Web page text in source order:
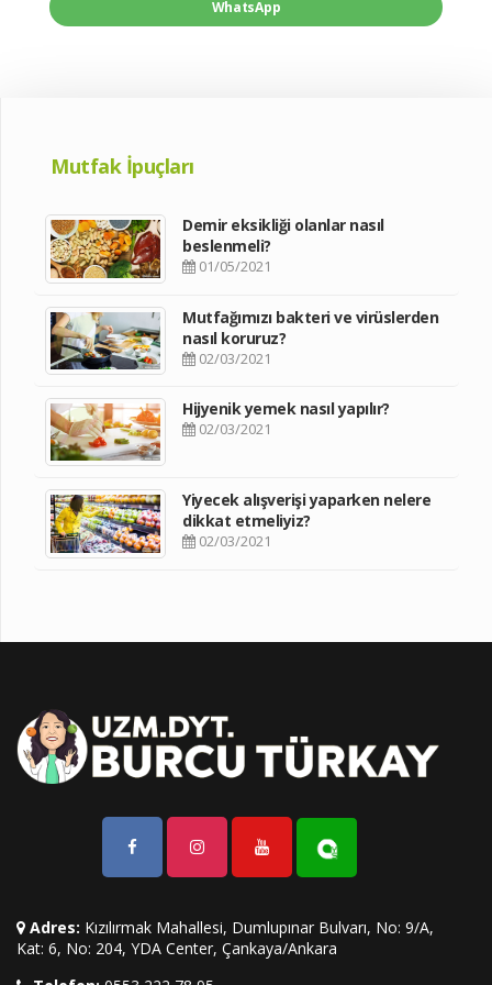
WhatsApp
Mutfak İpuçları
Demir eksikliği olanlar nasıl
beslenmeli?
01/05/2021
Mutfağımızı bakteri ve virüslerden
nasıl koruruz?
02/03/2021
Hijyenik yemek nasıl yapılır?
02/03/2021
Yiyecek alışverişi yaparken nelere
dikkat etmeliyiz?
02/03/2021
Adres: Kızılırmak Mahallesi, Dumlupınar Bulvarı, No: 9/A,
Kat: 6, No: 204, YDA Center, Çankaya/Ankara